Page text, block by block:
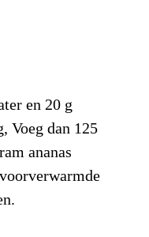
Kcal/100gr
g/100gr
en 20 g
Voeg dan 125
ananas